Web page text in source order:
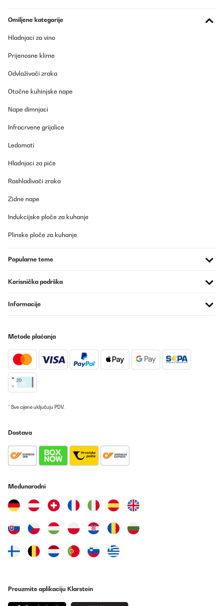
Omiljene kategorije
Hladnjaci za vino
Prijenosne klime
Odvlaživači zraka
Otočne kuhinjske nape
Nape dimnjaci
Infracrvene grijalice
Ledomati
Hladnjaci za piće
Rashlađivači zraka
Zidne nape
Indukcijske ploče za kuhanje
Plinske ploče za kuhanje
Popularne teme
Korisnička podrška
Informacije
Metode plaćanja
* Sve cijene uključuju PDV.
Dostava
Međunarodni
Preuzmite aplikaciju Klarstein